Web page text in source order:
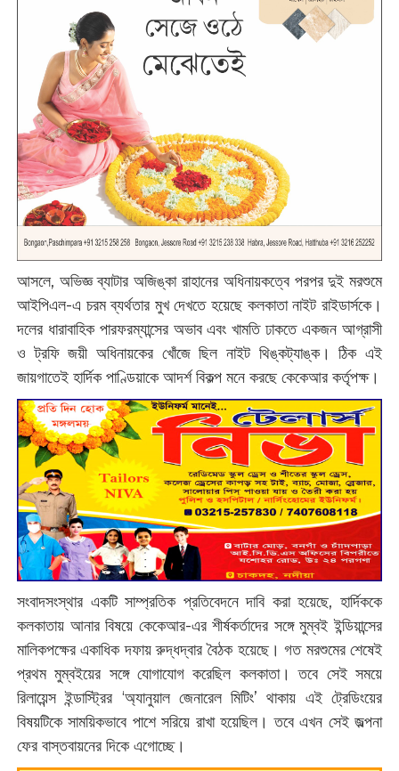
আসলে, অভিজ্ঞ ব্যাটার অজিঙ্কা রাহানের অধিনায়কত্বে পরপর দুই মরশুমে
আইপিএল-এ চরম ব্যর্থতার মুখ দেখতে হয়েছে কলকাতা নাইট রাইডার্সকে।
দলের ধারাবাহিক পারফরম্যান্সের অভাব এবং খামতি ঢাকতে একজন আগ্রাসী
ও ট্রফি জয়ী অধিনায়কের খোঁজে ছিল নাইট থিঙ্কট্যাঙ্ক। ঠিক এই
জায়গাতেই হার্দিক পাণ্ডিয়াকে আদর্শ বিকল্প মনে করছে কেকেআর কর্তৃপক্ষ।
সংবাদসংস্থার একটি সাম্প্রতিক প্রতিবেদনে দাবি করা হয়েছে, হার্দিককে
কলকাতায় আনার বিষয়ে কেকেআর-এর শীর্ষকর্তাদের সঙ্গে মুম্বই ইন্ডিয়ান্সের
মালিকপক্ষের একাধিক দফায় রুদ্ধদ্বার বৈঠক হয়েছে। গত মরশুমের শেষেই
প্রথম মুম্বইয়ের সঙ্গে যোগাযোগ করেছিল কলকাতা। তবে সেই সময়ে
রিলায়েন্স ইন্ডাস্ট্রির ‘অ্যানুয়াল জেনারেল মিটিং’ থাকায় এই ট্রেডিংয়ের
বিষয়টিকে সাময়িকভাবে পাশে সরিয়ে রাখা হয়েছিল। তবে এখন সেই জল্পনা
ফের বাস্তবায়নের দিকে এগোচ্ছে।